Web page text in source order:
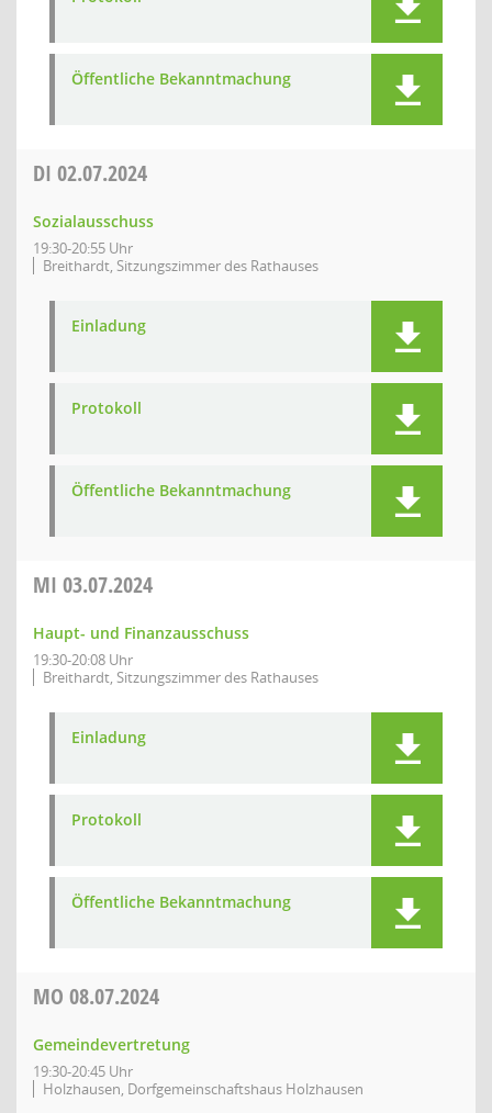
Öffentliche Bekanntmachung
DI 02.07.2024
Sozialausschuss
19:30-20:55 Uhr
Breithardt, Sitzungszimmer des Rathauses
Einladung
Protokoll
Öffentliche Bekanntmachung
MI 03.07.2024
Haupt- und Finanzausschuss
19:30-20:08 Uhr
Breithardt, Sitzungszimmer des Rathauses
Einladung
Protokoll
Öffentliche Bekanntmachung
MO 08.07.2024
Gemeindevertretung
19:30-20:45 Uhr
Holzhausen, Dorfgemeinschaftshaus Holzhausen